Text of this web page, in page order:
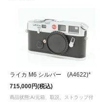
ライカ M6 シルバー (A4622)*
715,000円(税込)
商品状態:A/元箱、取説、ストラップ付